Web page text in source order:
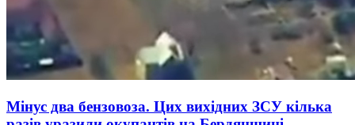
Мінус два бензовоза. Цих вихідних ЗСУ кілька